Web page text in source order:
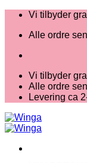
Fortsæt
indhold
Vi tilbyder
Alle ordre
Vi tilbyder
Alle ordre
Levering ca